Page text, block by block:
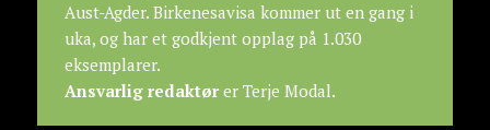
Aust-Agder. Birkenesavisa kommer ut en gang i
uka, og har et godkjent opplag på 1.030
eksemplarer.
Ansvarlig redaktører Terje Modal.